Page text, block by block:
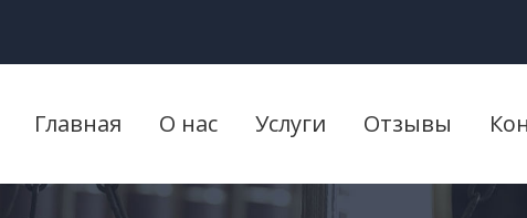
Главная О нас Услуги Отзывы